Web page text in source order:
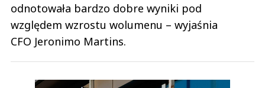
odnotowała bardzo dobre wyniki pod
względem wzrostu wolumenu – wyjaśnia
CFO Jeronimo Martins.